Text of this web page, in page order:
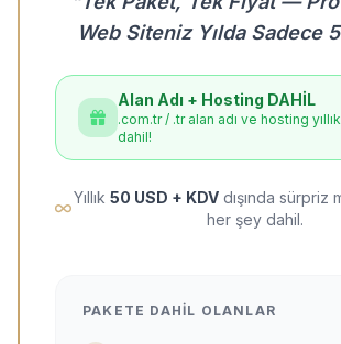
Web Siteniz Yılda Sadece
Alan Adı + Hosting DAHİL
.com.tr / .tr alan adı ve hosting
dahil!
Yıllık 50 USD + KDV dışında
her şey dahil.
PAKETE DAHIL OLANLAR